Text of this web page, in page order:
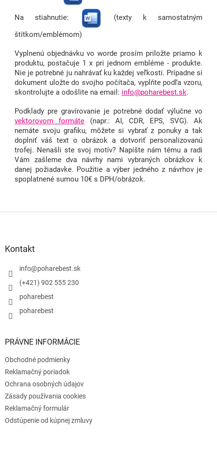
Na stiahnutie:
(texty k samostatným
štítkom/emblémom)
Vyplnenú objednávku vo worde prosím priložte priamo k
produktu, postačuje 1 x pri jednom embléme - produkte.
Nie je potrebné ju nahrávať ku každej veľkosti. Prípadne si
dokument uložte do svojho počítača, vyplňte podľa vzoru,
skontrolujte a odošlite na email: info@poharebest.sk.
Podklady pre gravírovanie je potrebné dodať výlučne vo
vektorovom formáte (napr.: AI, CDR, EPS, SVG).Ak
nemáte svoju grafiku, môžete si vybrať z ponuky a tak
doplniť váš text o obrázok a dotvoriť personalizovanú
trofej. Nenašli ste svoj motív? Napíšte nám tému a radi
Vám zašleme dva návrhy nami vybraných obrázkov k
danej požiadavke. Použitie a výber jedného z návrhov je
spoplatnené sumou 10€ s DPH/obrázok.
Kontakt
info@poharebest.sk
(+421) 902 555 230
poharebest
poharebest
PRÁVNE INFORMÁCIE
Obchodné podmienky
Reklamačný poriadok
Ochrana osobných údajov
Zásady používania cookies
Reklamačný formulár
Odstúpenie od kúpnej zmluvy